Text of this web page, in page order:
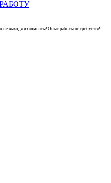
выходя из комнаты! Опыт работы не требуется!